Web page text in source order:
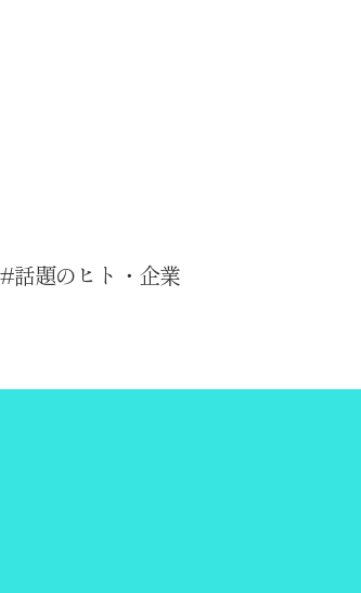
話題のヒト・企業